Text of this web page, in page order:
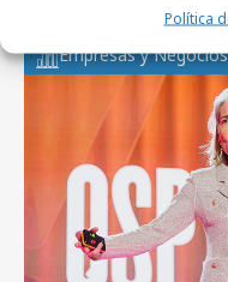
Política
Empresas y Negocios